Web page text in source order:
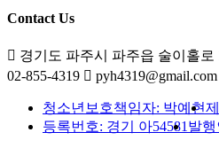
Contact Us
경기도 파주시 파주읍 술이홀로
02-855-4319
pyh4319@gmail.com
청소년보호책임자: 박예현
등록번호: 경기 아54581 발행